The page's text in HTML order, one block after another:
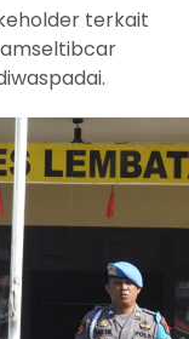
terkait